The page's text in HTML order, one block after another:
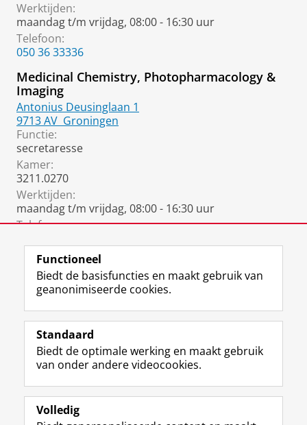
Werktijden:
maandag t/m vrijdag, 08:00 - 16:30 uur
Telefoon:
050 36 33336
Medicinal Chemistry, Photopharmacology &
Imaging
Antonius Deusinglaan 1
9713 AV Groningen
Functie:
secretaresse
Kamer:
3211.0270
Werktijden:
maandag t/m vrijdag, 08:00 - 16:30 uur
Telefoon:
Volg de RUG
F
a
e
b
o
L
i
k
e
I
R
S
-
f
e
I
n
t
r
Y
o
T
e
Studiekiezers
Alumni
Functioneel
Biedt de basisfuncties en maakt gebruik van
geanonimiseerde cookies.
Standaard
Biedt de optimale werking en maakt gebruik
van onder andere videocookies.
Volledig